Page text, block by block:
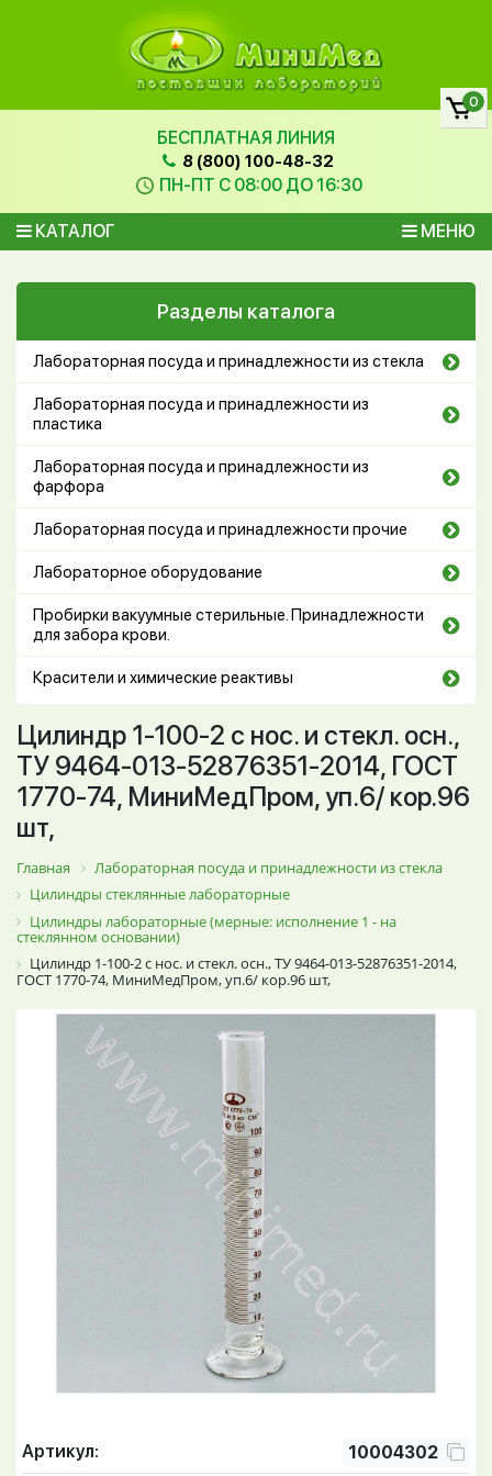
БЕСПЛАТНАЯ ЛИНИЯ
8 (800) 100-48-32
ПН-ПТ С 08:00 ДО 16:30
КАТАЛОГ МЕНЮ
0
Разделы каталога
Лабораторная посуда и принадлежности из стекла
Лабораторная посуда и принадлежности из
пластика
Лабораторная посуда и принадлежности из
фарфора
Лабораторная посуда и принадлежности прочие
Лабораторное оборудование
Пробирки вакуумные стерильные. Принадлежности
для забора крови.
Красители и химические реактивы
Цилиндр 1-100-2 с нос. и стекл. осн.,
ТУ 9464-013-52876351-2014, ГОСТ
1770-74, МиниМедПром, уп.6/ кор.96
шт,
Главная
Лабораторная посуда и принадлежности из стекла
Цилиндры стеклянные лабораторные
Цилиндры лабораторные (мерные: исполнение 1 - на
стеклянном основании)
Цилиндр 1-100-2 с нос. и стекл. осн., ТУ 9464-013-52876351-2014,
ГОСТ 1770-74, МиниМедПром, уп.6/ кор.96 шт,
Артикул:
10004302